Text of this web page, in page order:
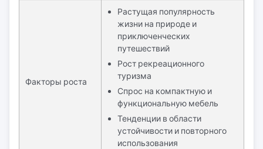
Факторы роста
Растущая популярность
жизни на природе и
приключенческих
путешествий
Рост рекреационного
туризма
Спрос на компактную и
функциональную мебель
Тенденции в области
устойчивости и повторного
использования